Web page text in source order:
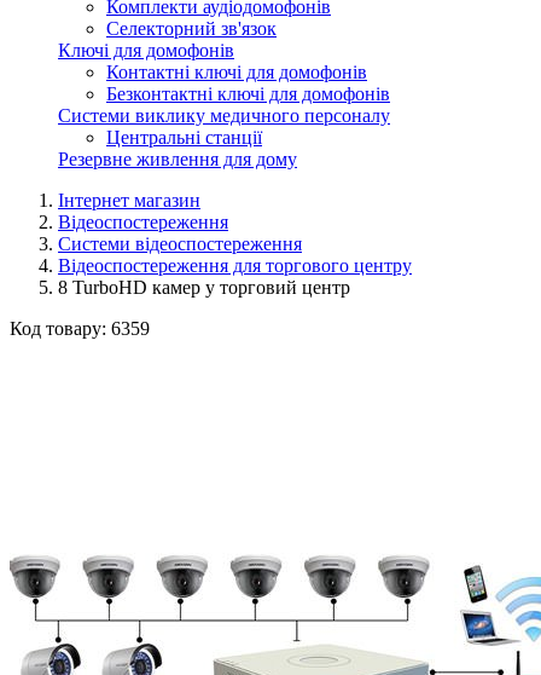
Комплекти аудіодомофонів
Селекторний зв'язок
Ключі для домофонів
Контактні ключі для домофонів
Безконтактні ключі для домофонів
Системи виклику медичного персоналу
Центральні станції
Резервне живлення для дому
Інтернет магазин
Відеоспостереження
Системи відеоспостереження
Відеоспостереження для торгового центру
8 TurboHD камер у торговий центр
Код товару: 6359